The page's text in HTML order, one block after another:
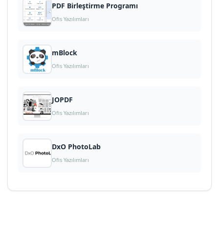
PDF Birleştirme Programı
Ofis Yazılımları
mBlock
Ofis Yazılımları
JOPDF
Ofis Yazılımları
DxO PhotoLab
Ofis Yazılımları